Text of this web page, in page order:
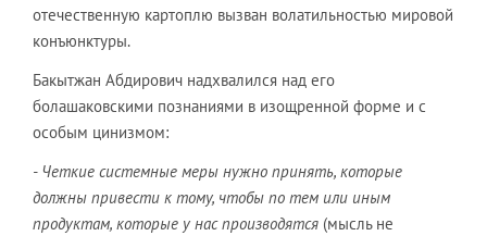
отечественную картоплю вызван волатильностью мировой
конъюнктуры.
Бакытжан Абдирович надхвалился над его
болашаковскими познаниями в изощренной форме и с
особым цинизмом:
- Четкие системные меры нужно принять, которые
должны привести к тому, чтобы по тем или иным
продуктам, которые у нас производятся (мысль не